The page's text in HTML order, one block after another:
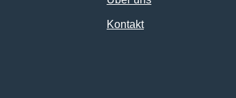
Kontakt